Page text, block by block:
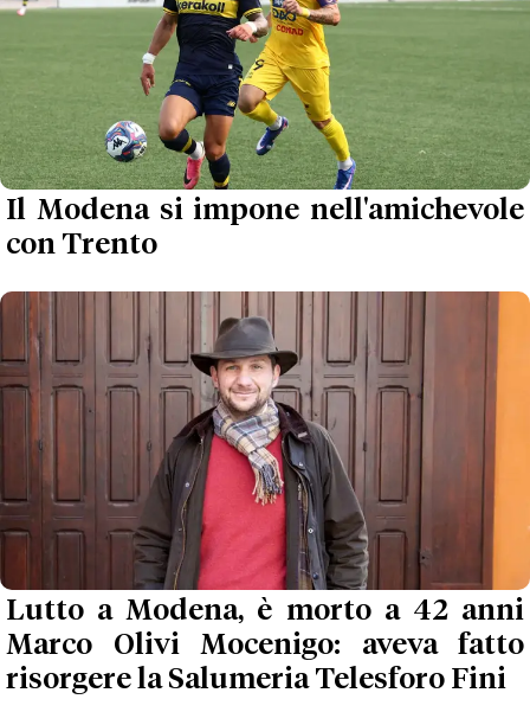
Il Modena si impone nell'amichevole
con Trento
Lutto a Modena, è morto a 42 anni
Marco Olivi Mocenigo: aveva fatto
risorgere la Salumeria Telesforo Fini